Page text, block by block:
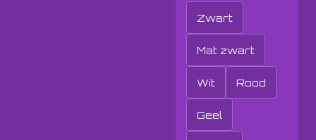
Zwart
Mat zwart
Wit Rood
Geel